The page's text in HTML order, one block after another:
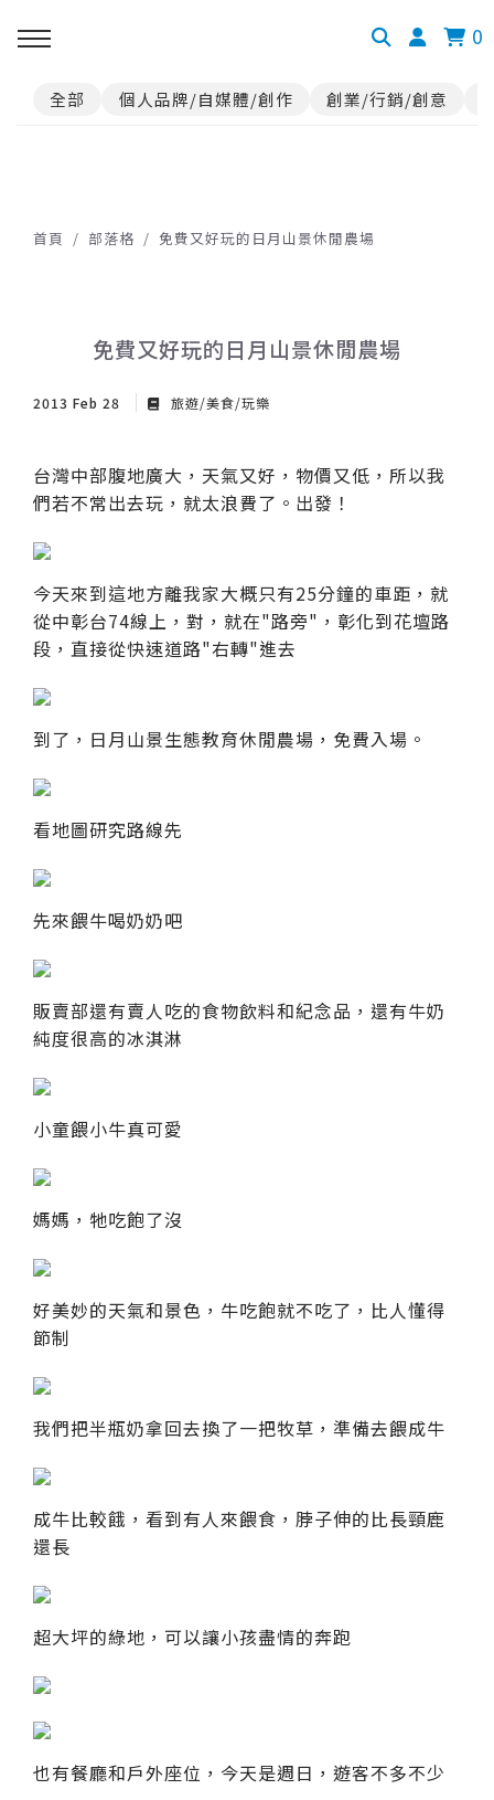
0
全部 個人品牌/自媒體/創作 創業/行銷/創意
首頁 部落格 免費又好玩的日月山景休閒農場
免費又好玩的日月山景休閒農場
2013 Feb 28 旅遊/美食/玩樂
台灣中部腹地廣大，天氣又好，物價又低，所以我
們若不常出去玩，就太浪費了。出發！
今天來到這地方離我家大概只有25分鐘的車距，就
從中彰台74線上，對，就在"路旁"，彰化到花壇路
段，直接從快速道路"右轉"進去
到了，日月山景生態教育休閒農場，免費入場。
看地圖研究路線先
先來餵牛喝奶奶吧
販賣部還有賣人吃的食物飲料和紀念品，還有牛奶
純度很高的冰淇淋
小童餵小牛真可愛
媽媽，牠吃飽了沒
好美妙的天氣和景色，牛吃飽就不吃了，比人懂得
節制
我們把半瓶奶拿回去換了一把牧草，準備去餵成牛
成牛比較餓，看到有人來餵食，脖子伸的比長頸鹿
還長
超大坪的綠地，可以讓小孩盡情的奔跑
也有餐廳和戶外座位，今天是週日，遊客不多不少